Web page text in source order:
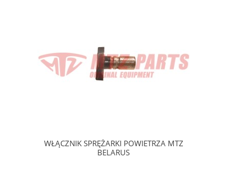
WŁĄCZNIK SPRĘŻARKI POWIETRZA MTZ
BELARUS